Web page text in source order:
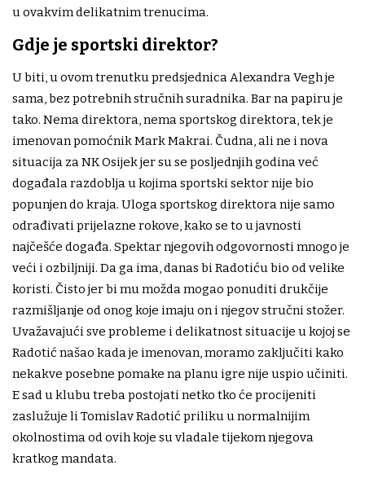
u ovakvim delikatnim trenucima.
Gdje je sportski direktor?
U biti, u ovom trenutku predsjednica Alexandra Vegh je
sama, bez potrebnih stručnih suradnika. Bar na papiru je
tako. Nema direktora, nema sportskog direktora, tek je
imenovan pomoćnik Mark Makrai. Čudna, ali ne i nova
situacija za NK Osijek jer su se posljednjih godina već
događala razdoblja u kojima sportski sektor nije bio
popunjen do kraja. Uloga sportskog direktora nije samo
odrađivati prijelazne rokove, kako se to u javnosti
najčešće događa. Spektar njegovih odgovornosti mnogo je
veći i ozbiljniji. Da ga ima, danas bi Radotiću bio od velike
koristi. Čisto jer bi mu možda mogao ponuditi drukčije
razmišljanje od onog koje imaju on i njegov stručni stožer.
Uvažavajući sve probleme i delikatnost situacije u kojoj se
Radotić našao kada je imenovan, moramo zaključiti kako
nekakve posebne pomake na planu igre nije uspio učiniti.
E sad u klubu treba postojati netko tko će procijeniti
zaslužuje li Tomislav Radotić priliku u normalnijim
okolnostima od ovih koje su vladale tijekom njegova
kratkog mandata.